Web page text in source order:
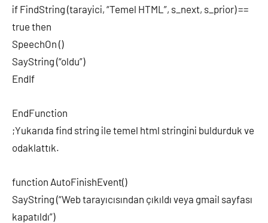
if FindString (tarayici, “Temel HTML”, s_next, s_prior) ==
true then
SpeechOn ()
SayString (“oldu”)
EndIf
EndFunction
;Yukarıda find string ile temel html stringini buldurduk ve
odaklattık.
function AutoFinishEvent()
SayString (“Web tarayıcısından çıkıldı veya gmail sayfası
kapatıldı”)